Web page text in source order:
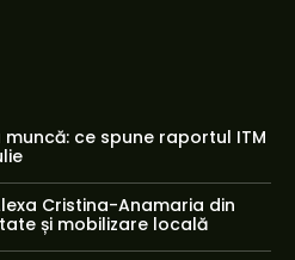
ce spune raportul ITM
Cristina-Anamaria din
și mobilizare locală